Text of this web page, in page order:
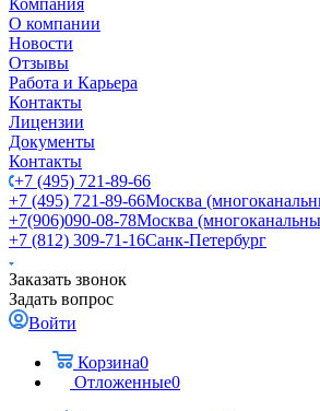
Компания
О компании
Новости
Отзывы
Работа и Карьера
Контакты
Лицензии
Документы
Контакты
+7 (495) 721-89-66
+7 (495) 721-89-66Москва
+7(906)090-08-78Москва
+7 (812) 309-71-16Санк-Петербург
Заказать звонок
Задать вопрос
Войти
Корзина0
Отложенные0